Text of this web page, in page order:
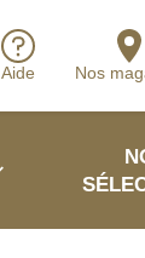
Aide Nos